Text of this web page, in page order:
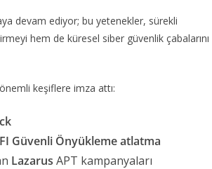
devam ediyor; bu yetenekler, sürekli
hem de küresel siber güvenlik çabalarını
keşiflere imza attı:
Güvenli Önyükleme atlatma
Lazarus APT kampanyaları